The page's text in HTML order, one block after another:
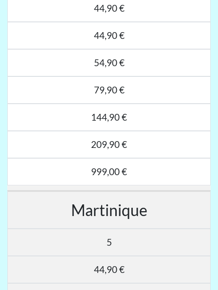
44,90 €
44,90 €
54,90 €
79,90 €
144,90 €
209,90 €
999,00 €
Martinique
5
44,90 €